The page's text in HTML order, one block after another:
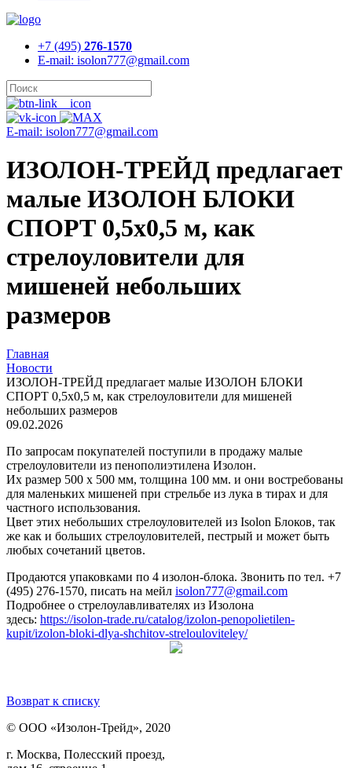
+7 (495) 276-1570
E-mail: isolon777@gmail.com
E-mail: isolon777@gmail.com
ИЗОЛОН-ТРЕЙД предлагает
малые ИЗОЛОН БЛОКИ
СПОРТ 0,5х0,5 м, как
стрелоуловители для
мишеней небольших
размеров
Главная
Новости
ИЗОЛОН-ТРЕЙД предлагает малые ИЗОЛОН БЛОКИ
СПОРТ 0,5х0,5 м, как стрелоуловители для мишеней
небольших размеров
09.02.2026
По запросам покупателей поступили в продажу малые
стрелоуловители из пенополиэтилена Изолон.
Их размер 500 х 500 мм, толщина 100 мм. и они востребованы
для маленьких мишеней при стрельбе из лука в тирах и для
частного использования.
Цвет этих небольших стрелоуловителей из Isolon Блоков, так
же как и больших стрелоуловителей, пестрый и может быть
любых сочетаний цветов.
Продаются упаковками по 4 изолон-блока. Звонить по тел. +7
(495) 276-1570, писать на мейл isolon777@gmail.com
Подробнее о стрелоулавливателях из Изолона
здесь: https://isolon-trade.ru/catalog/izolon-penopolietilen-
kupit/izolon-bloki-dlya-shchitov-strelouloviteley/
Возврат к списку
© ООО «Изолон-Трейд», 2020
г. Москва, Полесский проезд,